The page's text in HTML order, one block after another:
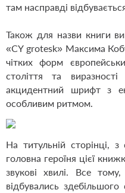
там насправді
Також для назви книги
«CY grotesk» Максима
чітких форм
століття та
акцидентний шрифт з
особливим ритмом.
На титульній сторінці, з
головна героїня цієї
звукові хвилі. Все
відбувались